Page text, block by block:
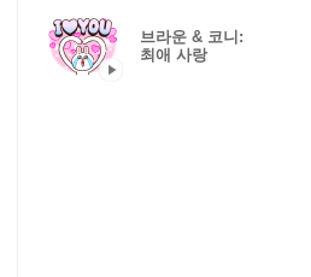
브라운 & 코니:
최애 사랑